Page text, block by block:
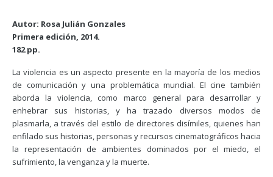
Autor: Rosa Julián Gonzales
Primera edición, 2014.
182 pp.
La violencia es un aspecto presente en la mayoría de los medios
de comunicación y una problemática mundial. El cine también
aborda la violencia, como marco general para desarrollar y
enhebrar sus historias, y ha trazado diversos modos de
plasmarla, a través del estilo de directores disímiles, quienes han
enfilado sus historias, personas y recursos cinematográficos hacia
la representación de ambientes dominados por el miedo, el
sufrimiento, la venganza y la muerte.